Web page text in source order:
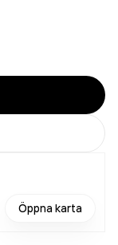
Öppna karta